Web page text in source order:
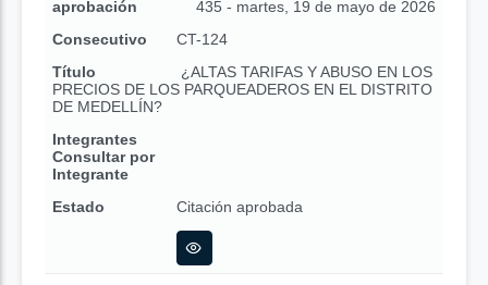
aprobación
435 - martes, 19 de mayo de 2026
Consecutivo
CT-124
Título
¿ALTAS TARIFAS Y ABUSO EN LOS
PRECIOS DE LOS PARQUEADEROS EN EL DISTRITO
DE MEDELLÍN?
Integrantes
Consultar por
Integrante
Estado
Citación aprobada